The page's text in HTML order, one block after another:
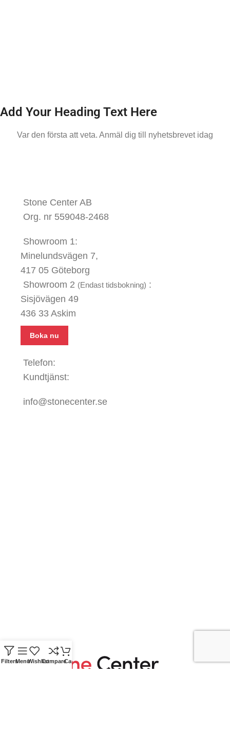
Add Your Heading Text Here
Var den första att veta. Anmäl dig till nyhetsbrevet idag
Stone Center AB
Org. nr 559048-2468
Showroom 1:
Minelundsvägen 7,
417 05 Göteborg
Showroom 2 (Endast tidsbokning) :
Sisjövägen 49
436 33 Askim
Boka nu
Telefon:
Kundtjänst:
info@stonecenter.se
FiltersMenuWishlistCompareCart